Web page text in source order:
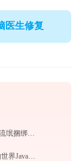
医生修复
2026装机严选：电脑端音乐播放器评测，拒绝流氓捆绑，还原极致无损心流音质
PCL2启动器下载安装教程——2026最新版我的世界Java版启动器配置指南